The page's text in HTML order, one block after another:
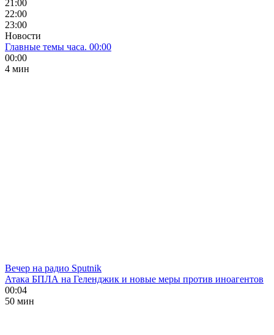
21:00
22:00
23:00
Новости
Главные темы часа. 00:00
00:00
4 мин
Вечер на радио Sputnik
Атака БПЛА на Геленджик и новые меры против иноагентов
00:04
50 мин